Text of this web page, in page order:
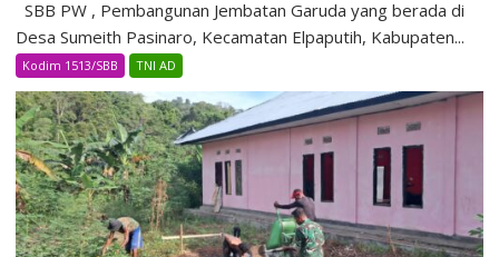
SBB PW , Pembangunan Jembatan Garuda yang berada di
Desa Sumeith Pasinaro, Kecamatan Elpaputih, Kabupaten...
Kodim 1513/SBB TNI AD